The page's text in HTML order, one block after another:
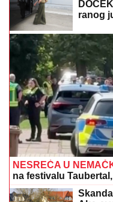
MALDIVIMA!Evo o
golišava tela u
"HTEO
Dejan
Hitne